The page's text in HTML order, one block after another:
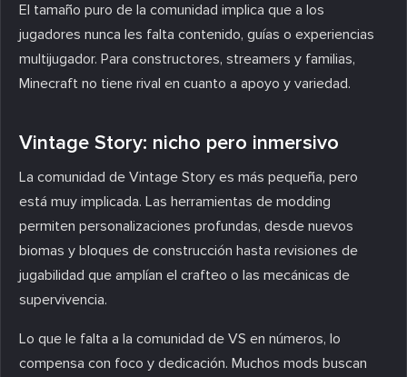
El tamaño puro de la comunidad implica que a los
jugadores nunca les falta contenido, guías o experiencias
multijugador. Para constructores, streamers y familias,
Minecraft no tiene rival en cuanto a apoyo y variedad.
Vintage Story: nicho pero inmersivo
La comunidad de Vintage Story es más pequeña, pero
está muy implicada. Las herramientas de modding
permiten personalizaciones profundas, desde nuevos
biomas y bloques de construcción hasta revisiones de
jugabilidad que amplían el crafteo o las mecánicas de
supervivencia.
Lo que le falta a la comunidad de VS en números, lo
compensa con foco y dedicación. Muchos mods buscan